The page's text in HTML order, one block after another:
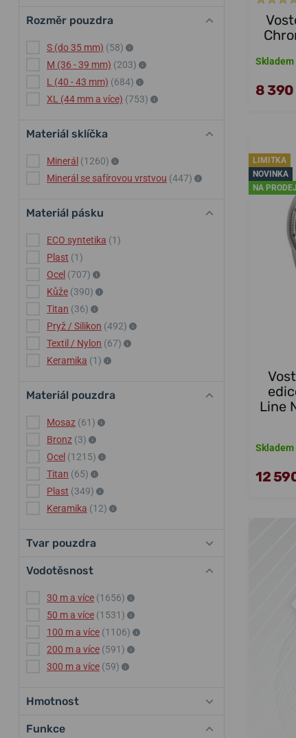
Rozměr pouzdra
S (do 35 mm) (58)
M (36 - 39 mm) (203)
L (40 - 43 mm) (684)
XL (44 mm a více) (753)
Materiál sklíčka
Minerál (1260)
Minerál se safírovou vrstvou (447)
Materiál pásku
ECO syntetika (1)
Plast (1)
Ocel (707)
Kůže (390)
Titan (36)
Pryž / Silikon (492)
Textil / Nylon (67)
Keramika (1)
Materiál pouzdra
Mosaz (61)
Bronz (3)
Ocel (1215)
Titan (65)
Plast (349)
Keramika (12)
Tvar pouzdra
Vodotěsnost
30 m a více (1656)
50 m a více (1531)
100 m a více (1106)
200 m a více (591)
300 m a více (59)
Hmotnost
Funkce
Skladem
8 390
LIMITKA
NOVINKA
NA
Line
Skladem
12